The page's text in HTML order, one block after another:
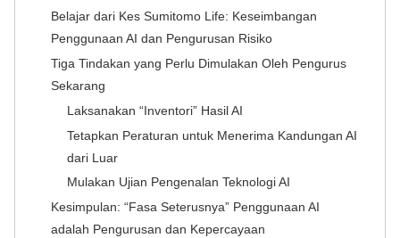
Belajar dari Kes Sumitomo Life: Keseimbangan
Penggunaan AI dan Pengurusan Risiko
Tiga Tindakan yang Perlu Dimulakan Oleh Pengurus
Sekarang
Laksanakan “Inventori” Hasil AI
Tetapkan Peraturan untuk Menerima Kandungan AI
dari Luar
Mulakan Ujian Pengenalan Teknologi AI
Kesimpulan: “Fasa Seterusnya” Penggunaan AI
adalah Pengurusan dan Kepercayaan